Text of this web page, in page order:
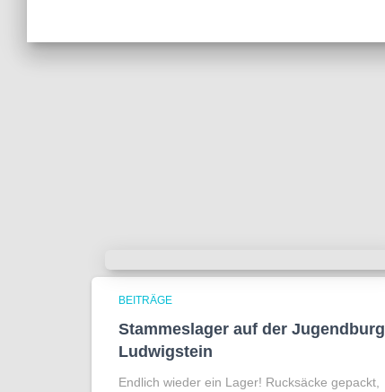
BEITRÄGE
Stammeslager auf der Jugendburg
Ludwigstein
Endlich wieder ein Lager! Rucksäcke gepackt,